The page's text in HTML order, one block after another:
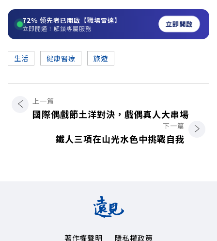
72% 領先者已開啟【職場雷達】
立即開通！解鎖專屬服務 立即開啟
生活 健康醫療 旅遊
上一篇
國際偶戲節土洋對決，戲偶真人大串場
下一篇
鐵人三項在山光水色中挑戰自我
著作權聲明 隱私權政策